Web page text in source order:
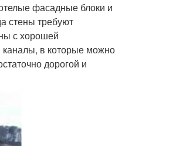
фасадные блоки и
стены требуют
с хорошей
каналы, в которые можно
дорогой и